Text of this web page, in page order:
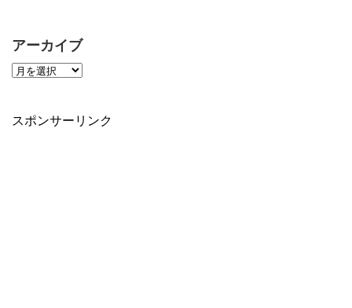
アーカイブ
スポンサーリンク